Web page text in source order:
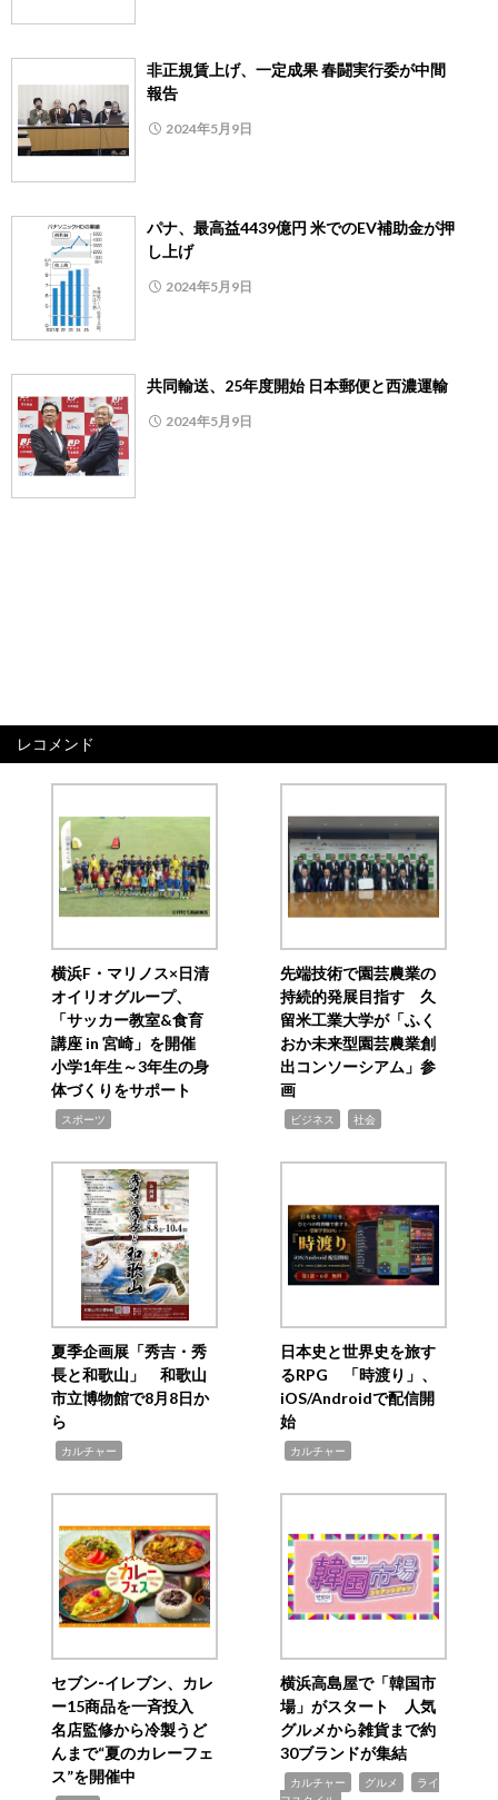
非正規賃上げ、一定成果 春闘実行委が中間
報告
2024年5月9日
パナ、最高益4439億円 米でのEV補助金が押
し上げ
2024年5月9日
共同輸送、25年度開始 日本郵便と西濃運輸
2024年5月9日
レコメンド
横浜F・マリノス×日清
オイリオグループ、
「サッカー教室&食育
講座 in 宮崎」を開催
小学1年生～3年生の身
体づくりをサポート
スポーツ
先端技術で園芸農業の
持続的発展目指す 久
留米工業大学が「ふく
おか未来型園芸農業創
出コンソーシアム」参
画
ビジネス 社会
夏季企画展「秀吉・秀
長と和歌山」 和歌山
市立博物館で8月8日か
ら
カルチャー
日本史と世界史を旅す
るRPG 「時渡り」、
iOS/Androidで配信開
始
カルチャー
セブン‐イレブン、カレ
ー15商品を一斉投入
名店監修から冷製うど
んまで“夏のカレーフェ
ス”を開催中
横浜高島屋で「韓国市
場」がスタート 人気
グルメから雑貨まで約
30ブランドが集結
カルチャー グルメ
ライ